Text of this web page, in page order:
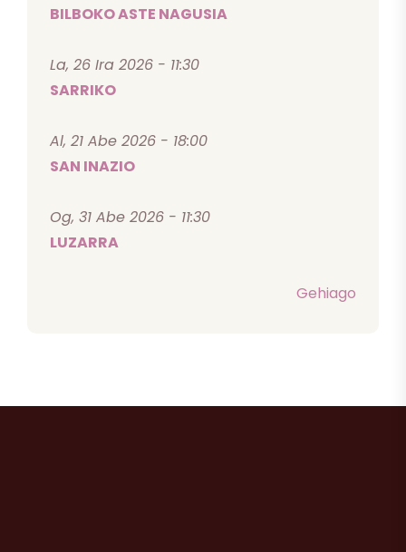
BILBOKO ASTE NAGUSIA
La, 26 Ira 2026 - 11:30
SARRIKO
Al, 21 Abe 2026 - 18:00
SAN INAZIO
Og, 31 Abe 2026 - 11:30
LUZARRA
Gehiago